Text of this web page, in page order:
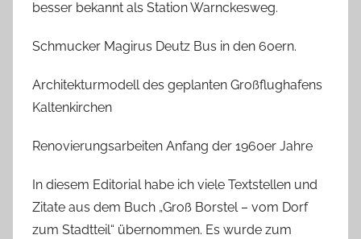
besser bekannt als Station Warnckesweg.
Schmucker Magirus Deutz Bus in den 60ern.
Architekturmodell des geplanten Großflughafens
Kaltenkirchen
Renovierungsarbeiten Anfang der 1960er Jahre
In diesem Editorial habe ich viele Textstellen und
Zitate aus dem Buch „Groß Borstel – vom Dorf
zum Stadtteil“ übernommen. Es wurde zum